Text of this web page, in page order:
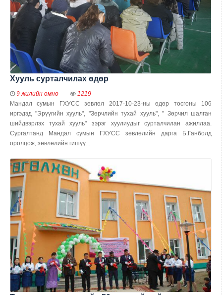
Хууль сурталчилах өдөр
9 жилийн өмнө
1219
Мандал сумын ГХУСС зөвлөл 2017-10-23-ны өдөр тосгоны 106
иргэдэд "Эрүүгийн хууль", "Зөрчлийн тухай хууль", " Зөрчил шалган
шийдвэрлэх тухай хууль" зэрэг хуулиудыг сурталчилан ажиллаа.
Сургалтанд Мандал сумын ГХУСС зөвлөлийн дарга Б.Ганболд
оролцож, зөвлөлийн гишүү...